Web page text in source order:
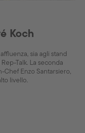
Koch
sia agli stand
Talk. La seconda
Chef Enzo Santarsiero,
livello.